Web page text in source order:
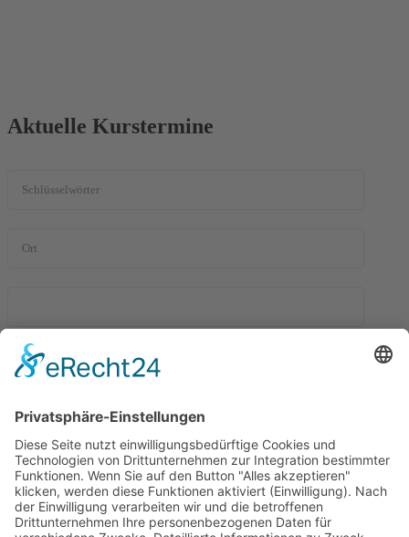
Aktuelle Kurstermine
Zurzeit sind keine Veranstaltungen vorhanden.